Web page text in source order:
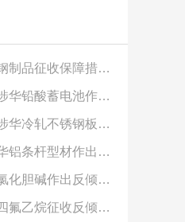
印度对扁钢制品征收保障措施税
海合会对涉华铅酸蓄电池作出反倾销终裁
土耳其对涉华冷轧不锈钢板卷作出反倾销终裁
墨西哥对华铝条杆型材作出反倾销初裁
欧盟对华氯化胆碱作出反倾销终裁
印度对华四氟乙烷征收反倾销税